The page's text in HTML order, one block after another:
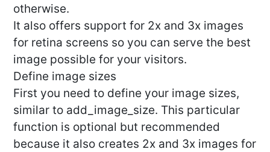
otherwise.
It also offers support for 2x and 3x images
for retina screens so you can serve the best
image possible for your visitors.
Define image sizes
First you need to define your image sizes,
similar to add_image_size. This particular
function is optional but recommended
because it also creates 2x and 3x images for